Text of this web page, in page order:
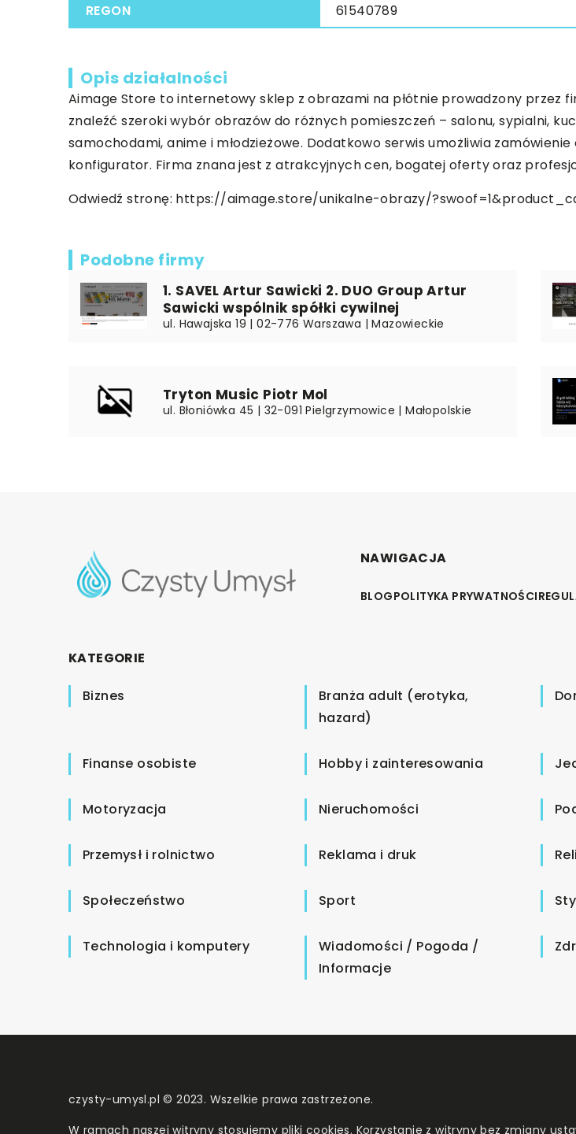
REGON
61540789
Opis działalności
Aimage Store to internetowy sklep z obrazami na płótnie prowadzony przez
znaleźć szeroki wybór obrazów do różnych pomieszczeń – salonu, sypialni,
samochodami, anime i młodzieżowe. Dodatkowo serwis umożliwia
konfigurator. Firma znana jest z atrakcyjnych cen, bogatej oferty oraz
Odwiedź stronę: https://aimage.store/unikalne-obrazy/
Podobne firmy
1. SAVEL Artur Sawicki 2. DUO Group Artur
Sawicki wspólnik spółki cywilnej
ul. Hawajska 19 | 02-776 Warszawa | Mazowieckie
Tryton Music Piotr Mol
ul. Błoniówka 45 | 32-091 Pielgrzymowice | Małopolskie
NAWIGACJA
BLOGPOLITYKA PRYWATNOŚCI
KATEGORIE
Biznes
Branża adult (erotyka,
hazard)
Finanse osobiste Hobby i zainteresowania
Motoryzacja Nieruchomości
Przemysł i rolnictwo Reklama i druk
Społeczeństwo Sport
Technologia i komputery
Wiadomości / Pogoda /
Informacje
czysty-umysl.pl © 2023. Wszelkie prawa zastrzeżone.
W ramach naszej witryny stosujemy pliki cookies. Korzystanie z witryny bez zmiany